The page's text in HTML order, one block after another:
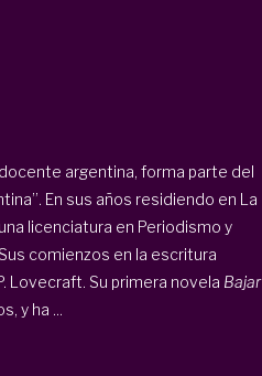
argentina, forma parte del
En sus años residiendo en La
licenciatura en Periodismo y
comienzos en la escritura
Lovecraft. Su primera novela Bajar
y ha ...